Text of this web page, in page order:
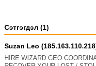
Сэтгэгдэл (1)
Suzan Leo
HIRE WIZARD GEO